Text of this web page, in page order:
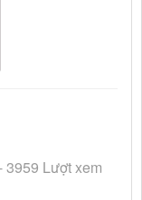
Lượt xem